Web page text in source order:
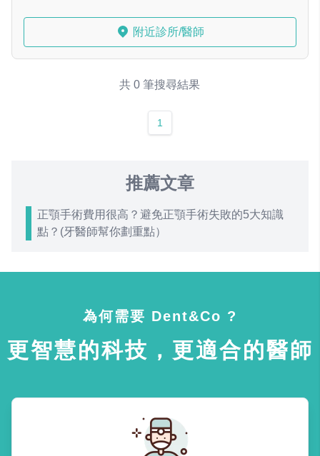
附近診所/醫師
共 0 筆搜尋結果
1
推薦文章
正顎手術費用很高？避免正顎手術失敗的5大知識
點？(牙醫師幫你劃重點）
為何需要 Dent&Co ?
更智慧的科技，更適合的醫師